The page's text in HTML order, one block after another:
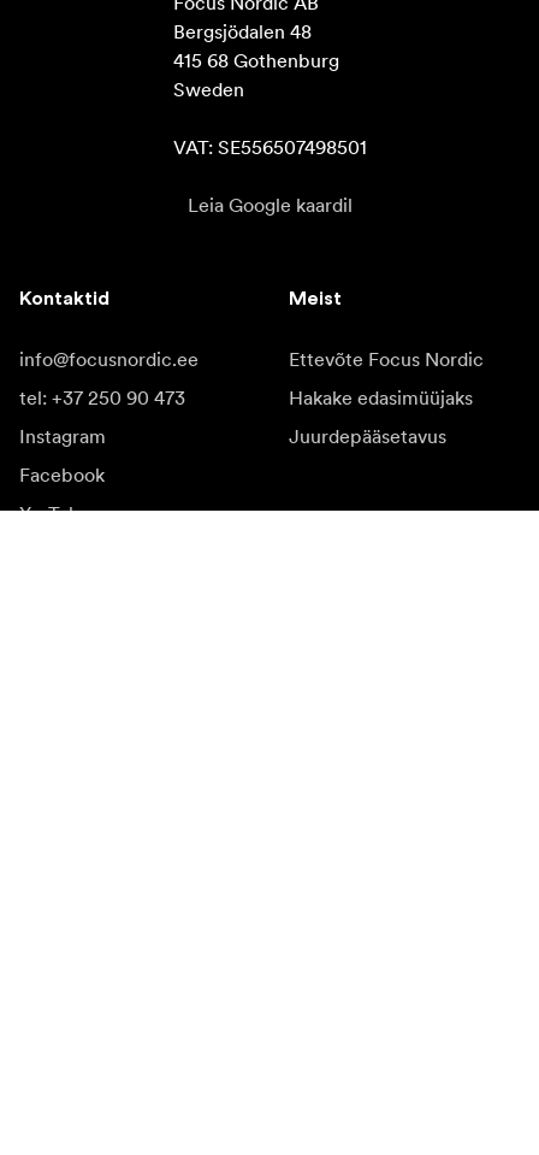
Bergsjödalen 48
415 68 Gothenburg
Sweden
VAT: SE556507498501
Leia Google kaardil
Kontaktid
info@focusnordic.ee
tel: +37 250 90 473
Instagram
Facebook
YouTube
Meist
Ettevõte Focus Nordic
Hakake edasimüüjaks
Juurdepääsetavus